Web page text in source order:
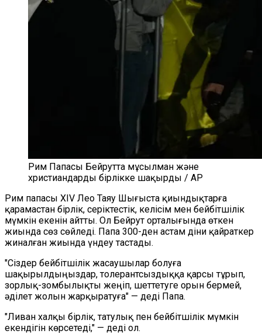
Рим Папасы Бейрутта мұсылман және
христиандарды бірлікке шақырды / AP
Рим папасы XIV Лео Таяу Шығыста қиындықтарға
қарамастан бірлік, серіктестік, келісім мен бейбітшілік
мүмкін екенін айтты. Ол Бейрут орталығында өткен
жиында сөз сөйледі. Папа 300-ден астам діни қайраткер
жиналған жиында үндеу тастады.
"Сіздер бейбітшілік жасаушылар болуға
шақырылдыңыздар, толерантсыздыққа қарсы тұрып,
зорлық-зомбылықты жеңіп, шеттетуге орын бермей,
әділет жолын жарқыратуға" — деді Папа.
"Ливан халқы бірлік, татулық пен бейбітшілік мүмкін
екендігін көрсетеді," — деді ол.